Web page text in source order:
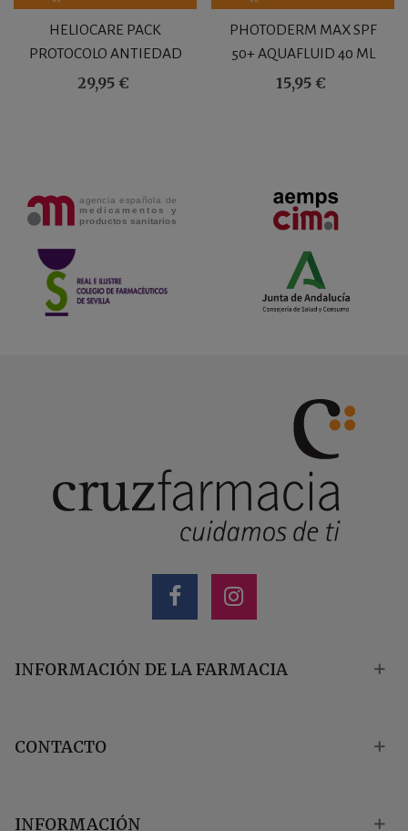
HELIOCARE PACK
PROTOCOLO ANTIEDAD
360º AGE ACTIVE FLUID
29,95 €
PHOTODERM MAX SPF
50+ AQUAFLUID 40 ML
15,95 €
INFORMACIÓN DE LA FARMACIA
CONTACTO
INFORMACIÓN